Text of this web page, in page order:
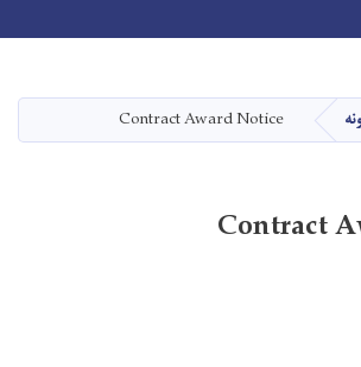
main
content
Contract Award Notice
Contract